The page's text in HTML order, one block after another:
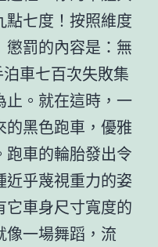
七度！按照維度
懲罰的內容是：無
車七百次失敗集
止。就在這時，一
黑色跑車，優雅
車的輪胎發出令
近乎蔑視重力的姿
它車身尺寸寬度的
像一場舞蹈，流